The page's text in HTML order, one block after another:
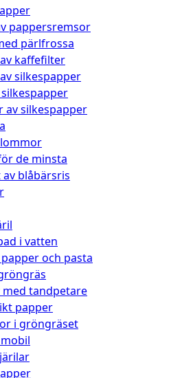
pappersremsor
pärlfrossa
kaffefilter
silkespapper
av silkespapper
de minsta
blåbärsris
i vatten
och pasta
tandpetare
papper
i gröngräset